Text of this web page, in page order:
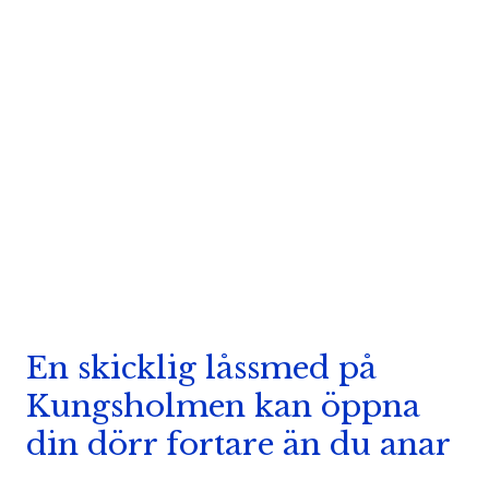
En skicklig låssmed på
Kungsholmen kan öppna
din dörr fortare än du anar